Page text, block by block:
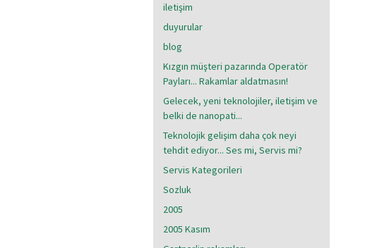
iletişim
duyurular
blog
Kızgın müşteri pazarında Operatör
Payları... Rakamlar aldatmasın!
Gelecek, yeni teknolojiler, iletişim ve
belki de nanopati...
Teknolojik gelişim daha çok neyi
tehdit ediyor... Ses mi, Servis mi?
Servis Kategorileri
Sozluk
2005
2005 Kasım